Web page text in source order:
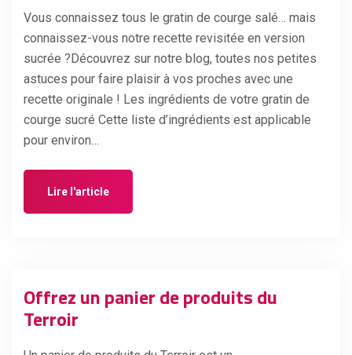
Vous connaissez tous le gratin de courge salé… mais
connaissez-vous notre recette revisitée en version
sucrée ?Découvrez sur notre blog, toutes nos petites
astuces pour faire plaisir à vos proches avec une
recette originale ! Les ingrédients de votre gratin de
courge sucré Cette liste d’ingrédients est applicable
pour environ…
Lire l'article
Offrez un panier de produits du
Terroir